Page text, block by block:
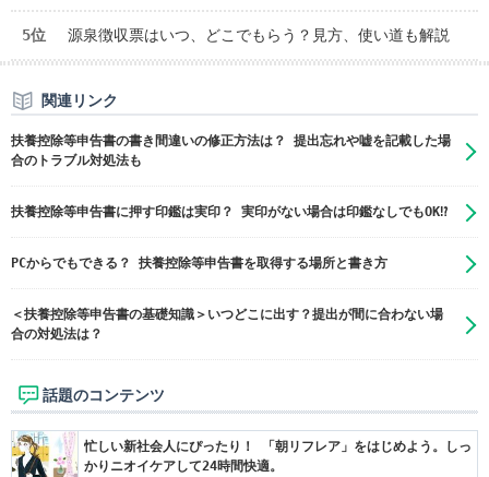
5位 源泉徴収票はいつ、どこでもらう？見方、使い道も解説
関連リンク
扶養控除等申告書の書き間違いの修正方法は？ 提出忘れや嘘を記載した場
合のトラブル対処法も
扶養控除等申告書に押す印鑑は実印？ 実印がない場合は印鑑なしでもOK⁉
PCからでもできる？ 扶養控除等申告書を取得する場所と書き方
＜扶養控除等申告書の基礎知識＞いつどこに出す？提出が間に合わない場
合の対処法は？
話題のコンテンツ
忙しい新社会人にぴったり！ 「朝リフレア」をはじめよう。しっ
かりニオイケアして24時間快適。